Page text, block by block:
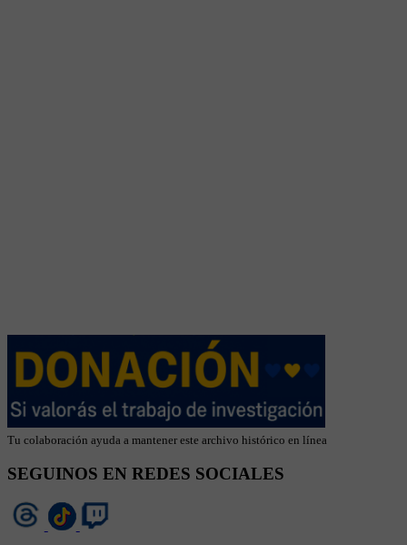
Tu colaboración ayuda a mantener este archivo histórico en línea
SEGUINOS EN REDES SOCIALES